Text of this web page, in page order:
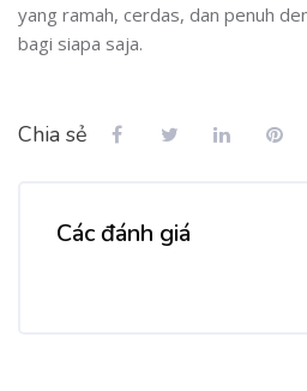
yang ramah, cerdas, dan penuh
bagi siapa saja.
Chia sẻ
Các đánh giá